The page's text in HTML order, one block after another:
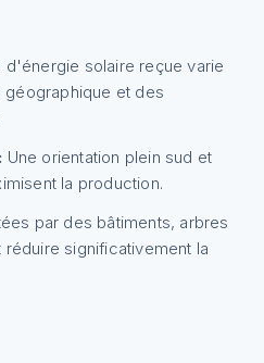
d'énergie solaire reçue varie
et des
Une orientation plein sud et
la production.
par des bâtiments, arbres
significativement la